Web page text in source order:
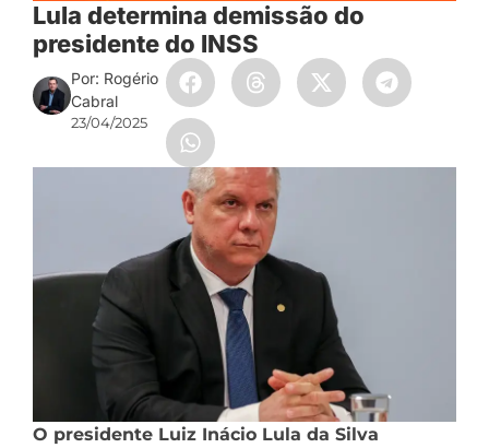
Lula determina demissão do
presidente do INSS
Por: Rogério
Cabral
23/04/2025
O presidente Luiz Inácio Lula da Silva